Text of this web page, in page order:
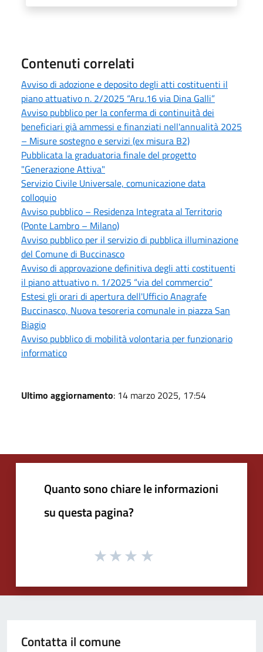
Contenuti correlati
Avviso di adozione e deposito degli atti costituenti il
piano attuativo n. 2/2025 “Aru.16 via Dina Galli”
Avviso pubblico per la conferma di continuità dei
beneficiari già ammessi e finanziati nell'annualità 2025
– Misure sostegno e servizi (ex misura B2)
Pubblicata la graduatoria finale del progetto
"Generazione Attiva"
Servizio Civile Universale, comunicazione data
colloquio
Avviso pubblico – Residenza Integrata al Territorio
(Ponte Lambro – Milano)
Avviso pubblico per il servizio di pubblica illuminazione
del Comune di Buccinasco
Avviso di approvazione definitiva degli atti costituenti
il piano attuativo n. 1/2025 “via del commercio”
Estesi gli orari di apertura dell'Ufficio Anagrafe
Buccinasco, Nuova tesoreria comunale in piazza San
Biagio
Avviso pubblico di mobilità volontaria per funzionario
informatico
Ultimo aggiornamento: 14 marzo 2025, 17:54
Quanto sono chiare le informazioni
su questa pagina?
Contatta il comune